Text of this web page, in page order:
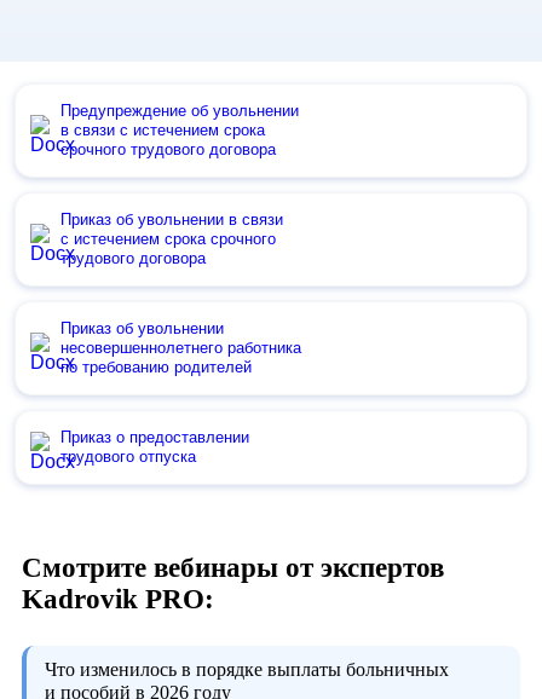
Предупреждение об увольнении
в связи с истечением срока
срочного трудового договора
Приказ об увольнении в связи
с истечением срока срочного
трудового договора
Приказ об увольнении
несовершеннолетнего работника
по требованию родителей
Приказ о предоставлении
трудового отпуска
Смотрите вебинары от экспертов
Kadrovik PRO:
Что изменилось в порядке выплаты больничных
и пособий в 2026 году